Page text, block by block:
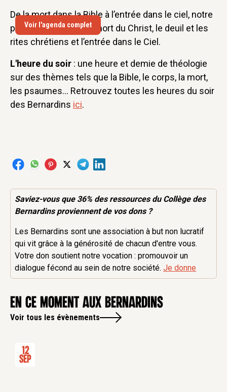
Voir l'agenda complet
De la mort dans la Bible à l’entrée dans le ciel, notre
parcours abordera la mort du Christ, le deuil et les
rites chrétiens et l’entrée dans le Ciel.
L'heure du soir : une heure et demie de théologie
sur des thèmes tels que la Bible, le corps, la mort,
les psaumes... Retrouvez toutes les heures du soir
des Bernardins ici.
Saviez-vous que 36% desressourcesdu Collège des
Bernardins proviennent de vos dons ?
Les Bernardins sont une association à but non lucratif
qui vit grâce à la générosité de chacun d'entre vous.
Votre don soutient notre vocation : promouvoir un
dialogue fécond au sein de notre société.Je donne
en ce moment aux Bernardins
Voir tous les évènements
12
Sep